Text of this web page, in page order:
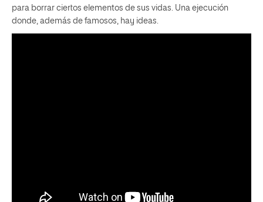
para borrar ciertos elementos de sus vidas. Una ejecución
donde, además de famosos, hay ideas.